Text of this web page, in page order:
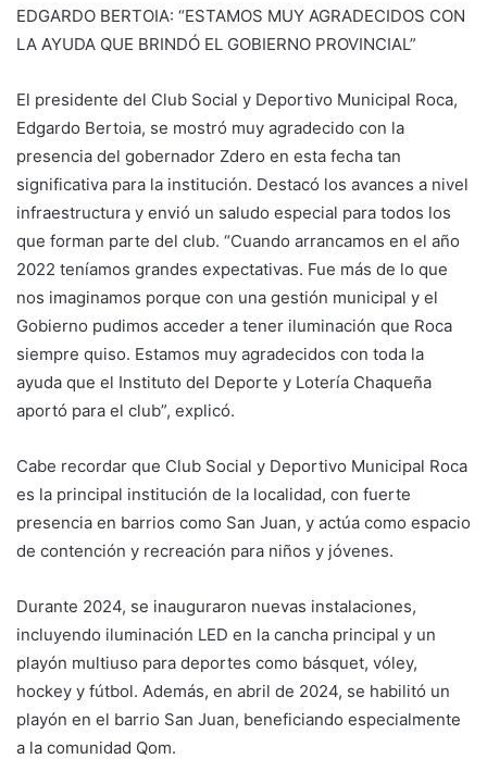
EDGARDO BERTOIA: “ESTAMOS MUY AGRADECIDOS CON
LA AYUDA QUE BRINDÓ EL GOBIERNO PROVINCIAL”
El presidente del Club Social y Deportivo Municipal Roca,
Edgardo Bertoia, se mostró muy agradecido con la
presencia del gobernador Zdero en esta fecha tan
significativa para la institución. Destacó los avances a nivel
infraestructura y envió un saludo especial para todos los
que forman parte del club. “Cuando arrancamos en el año
2022 teníamos grandes expectativas. Fue más de lo que
nos imaginamos porque con una gestión municipal y el
Gobierno pudimos acceder a tener iluminación que Roca
siempre quiso. Estamos muy agradecidos con toda la
ayuda que el Instituto del Deporte y Lotería Chaqueña
aportó para el club”, explicó.
Cabe recordar que Club Social y Deportivo Municipal Roca
es la principal institución de la localidad, con fuerte
presencia en barrios como San Juan, y actúa como espacio
de contención y recreación para niños y jóvenes.
Durante 2024, se inauguraron nuevas instalaciones,
incluyendo iluminación LED en la cancha principal y un
playón multiuso para deportes como básquet, vóley,
hockey y fútbol. Además, en abril de 2024, se habilitó un
playón en el barrio San Juan, beneficiando especialmente
a la comunidad Qom.